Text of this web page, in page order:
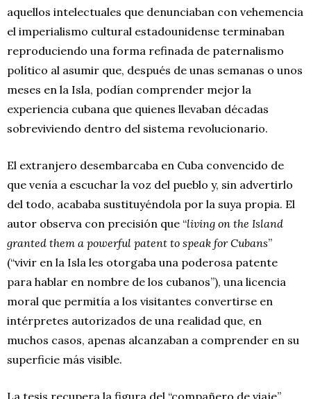
aquellos intelectuales que denunciaban con vehemencia
el imperialismo cultural estadounidense terminaban
reproduciendo una forma refinada de paternalismo
político al asumir que, después de unas semanas o unos
meses en la Isla, podían comprender mejor la
experiencia cubana que quienes llevaban décadas
sobreviviendo dentro del sistema revolucionario.
El extranjero desembarcaba en Cuba convencido de
que venía a escuchar la voz del pueblo y, sin advertirlo
del todo, acababa sustituyéndola por la suya propia. El
autor observa con precisión que “living on the Island
granted them a powerful patent to speak for Cubans”
(“vivir en la Isla les otorgaba una poderosa patente
para hablar en nombre de los cubanos”), una licencia
moral que permitía a los visitantes convertirse en
intérpretes autorizados de una realidad que, en
muchos casos, apenas alcanzaban a comprender en su
superficie más visible.
La tesis recupera la figura del “compañero de viaje”,